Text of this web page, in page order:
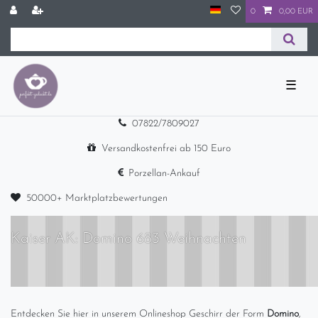
0 0,00 EUR
☰
07822/7809027
Versandkostenfrei ab 150 Euro
Porzellan-Ankauf
50000+ Marktplatzbewertungen
Kaiser AK: Domino 683 Weihnachten
Entdecken Sie hier in unserem Onlineshop Geschirr der Form Domino,